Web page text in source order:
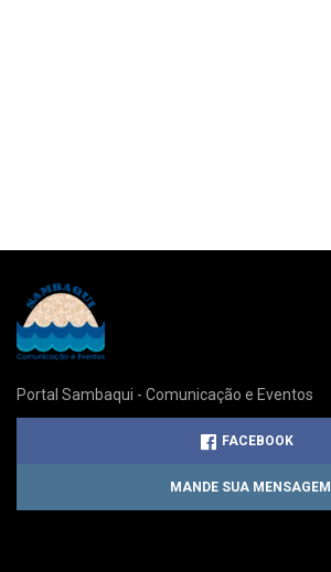
Portal Sambaqui - Comunicação e Eventos
FACEBOOK
MANDE SUA MENSAGEM